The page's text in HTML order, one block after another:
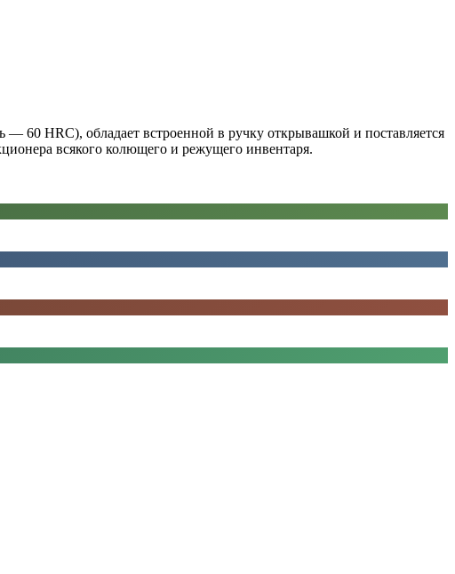
60 HRC), обладает встроенной в ручку открывашкой и поставляется
всякого колющего и режущего инвентаря.